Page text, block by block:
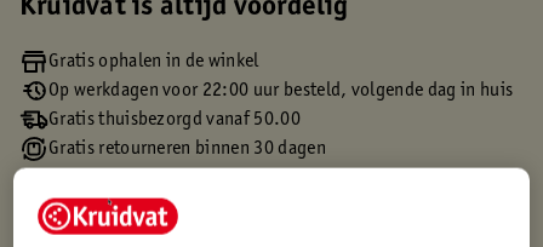
Kruidvat is altijd voordelig
Gratis ophalen in de winkel
Op werkdagen voor 22:00 uur besteld, volgende dag in huis
Gratis thuisbezorgd vanaf 50.00
Gratis retourneren binnen 30 dagen